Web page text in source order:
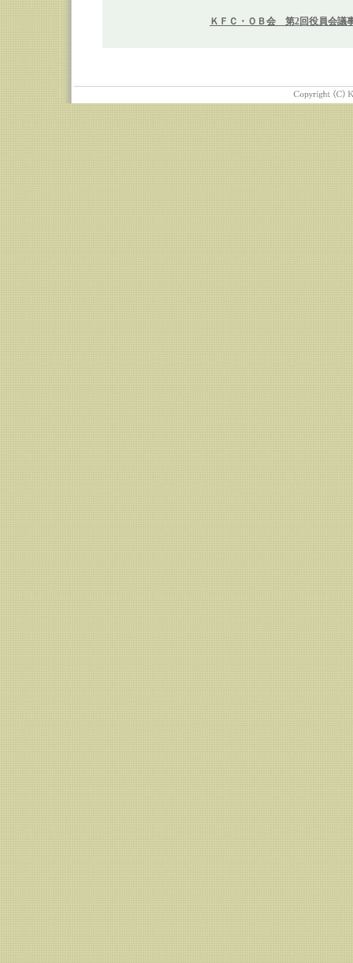
ＫＦＣ・ＯＢ会 第2回役員会